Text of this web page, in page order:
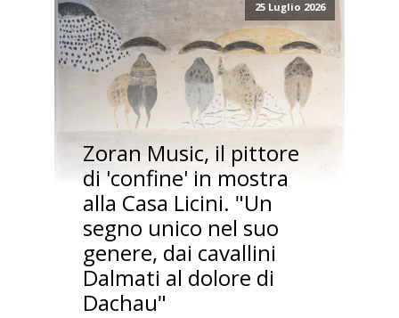
25 Luglio 2026
Zoran Music, il pittore
di 'confine' in mostra
alla Casa Licini. "Un
segno unico nel suo
genere, dai cavallini
Dalmati al dolore di
Dachau"